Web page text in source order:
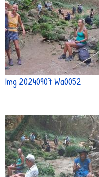
Img 20240907 Wa0052